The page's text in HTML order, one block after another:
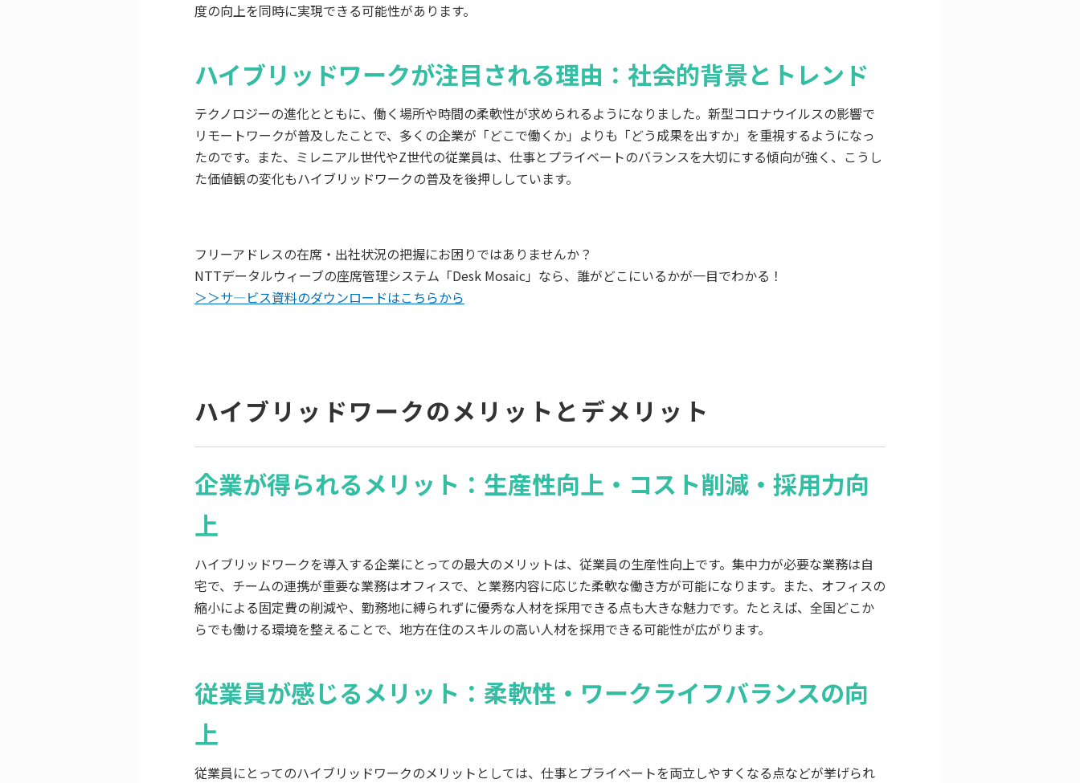
度の向上を同時に実現できる可能性があります。
ハイブリッドワークが注目される理由：社会的背景とトレンド
テクノロジーの進化とともに、働く場所や時間の柔軟性が求められるようになりました。新型コロナウイルスの影響で
リモートワークが普及したことで、多くの企業が「どこで働くか」よりも「どう成果を出すか」を重視するようになっ
たのです。また、ミレニアル世代やZ世代の従業員は、仕事とプライベートのバランスを大切にする傾向が強く、こうし
た価値観の変化もハイブリッドワークの普及を後押ししています。
フリーアドレスの在席・出社状況の把握にお困りではありませんか？
NTTデータルウィーブの座席管理システム「Desk Mosaic」なら、誰がどこにいるかが一目でわかる！
＞＞サ―ビス資料のダウンロードはこちらから
ハイブリッドワークのメリットとデメリット
企業が得られるメリット：生産性向上・コスト削減・採用力向
上
ハイブリッドワークを導入する企業にとっての最大のメリットは、従業員の生産性向上です。集中力が必要な業務は自
宅で、チームの連携が重要な業務はオフィスで、と業務内容に応じた柔軟な働き方が可能になります。また、オフィスの
縮小による固定費の削減や、勤務地に縛られずに優秀な人材を採用できる点も大きな魅力です。たとえば、全国どこか
らでも働ける環境を整えることで、地方在住のスキルの高い人材を採用できる可能性が広がります。
従業員が感じるメリット：柔軟性・ワークライフバランスの向
上
従業員にとってのハイブリッドワークのメリットとしては、仕事とプライベートを両立しやすくなる点などが挙げられ